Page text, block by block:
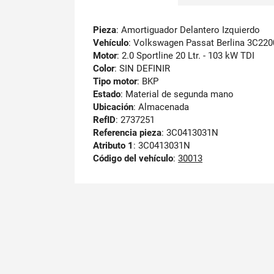
Pieza: Amortiguador Delantero Izquierdo
Vehículo: Volkswagen Passat Berlina
Motor: 2.0 Sportline 20 Ltr. - 103 kW TDI
Color: SIN DEFINIR
Tipo motor: BKP
Estado: Material de segunda mano
Ubicación: Almacenada
RefID: 2737251
Referencia pieza: 3C0413031N
Atributo 1 : 3C0413031N
Código del vehículo: 30013